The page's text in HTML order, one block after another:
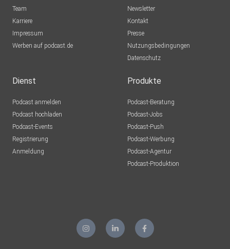
blumig61
puschl2209
Team
Karriere
Impressum
Werben auf podcast.de
Newsletter
Kontakt
Presse
Nutzungsbedingungen
Datenschutz
Dienst
Podcast anmelden
Podcast hochladen
Podcast-Events
Registrierung
Anmeldung
Produkte
Podcast-Beratung
Podcast-Jobs
Podcast-Push
Podcast-Werbung
Podcast-Agentur
Podcast-Produktion